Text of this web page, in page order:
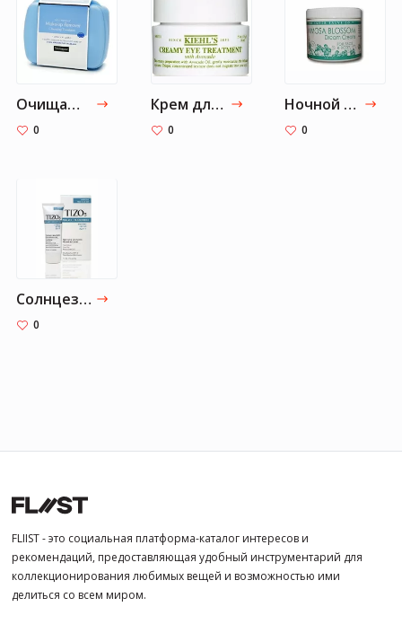
Очищающие салфетки для снятия макияжа Neutrogena
0
Крем для кожи вокруг глаз с авокадо Kiehl’s
0
Ночной крем для лица Super Salve, Dream Cream Mimosa Blossom
0
Солнцезащитный крем Tizo 3 Tinted Face Mineral SPF40
0
FLIIST - это социальная платформа-каталог интересов и
рекомендаций, предоставляющая удобный инструментарий для
коллекционирования любимых вещей и возможностью ими
делиться со всем миром.